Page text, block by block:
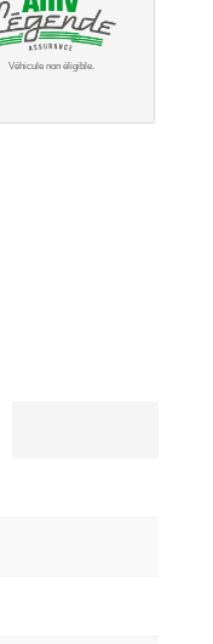
Véhicule non éligible.